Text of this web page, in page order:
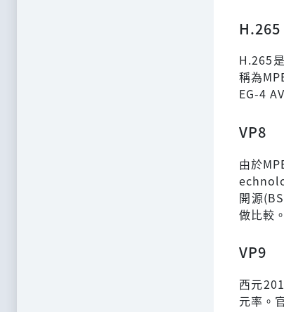
H.265
H.265
稱為
EG-4
VP8
由於
開源
做比較
VP9
西元
元率。